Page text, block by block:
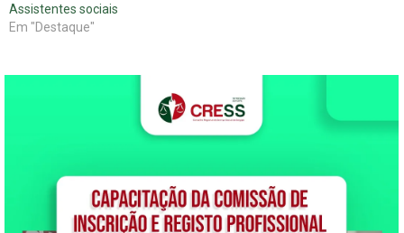
Assistentes sociais
Em "Destaque"